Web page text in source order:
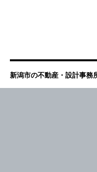
新潟市の不動産・設計事務